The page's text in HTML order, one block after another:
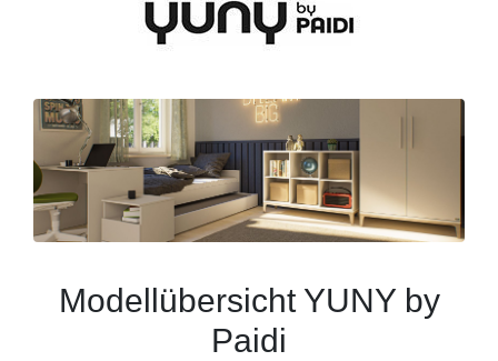
Modellübersicht YUNY by
Paidi
Möbel-
Konfigurator
Finanzierung
Markenwelt